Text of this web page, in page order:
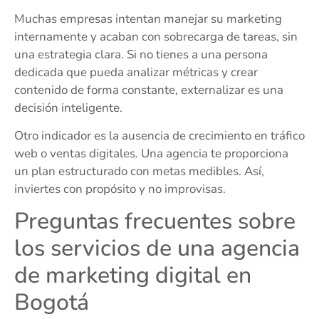
Muchas empresas intentan manejar su marketing
internamente y acaban con sobrecarga de tareas, sin
una estrategia clara. Si no tienes a una persona
dedicada que pueda analizar métricas y crear
contenido de forma constante, externalizar es una
decisión inteligente.
Otro indicador es la ausencia de crecimiento en tráfico
web o ventas digitales. Una agencia te proporciona
un plan estructurado con metas medibles. Así,
inviertes con propósito y no improvisas.
Preguntas frecuentes sobre
los servicios de una agencia
de marketing digital en
Bogotá